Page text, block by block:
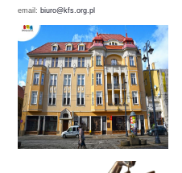
email: biuro@kfs.org.pl